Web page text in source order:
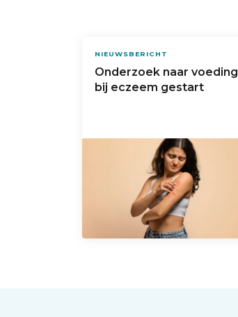
NIEUWSBERICHT
Onderzoek naar voeding
bij eczeem gestart